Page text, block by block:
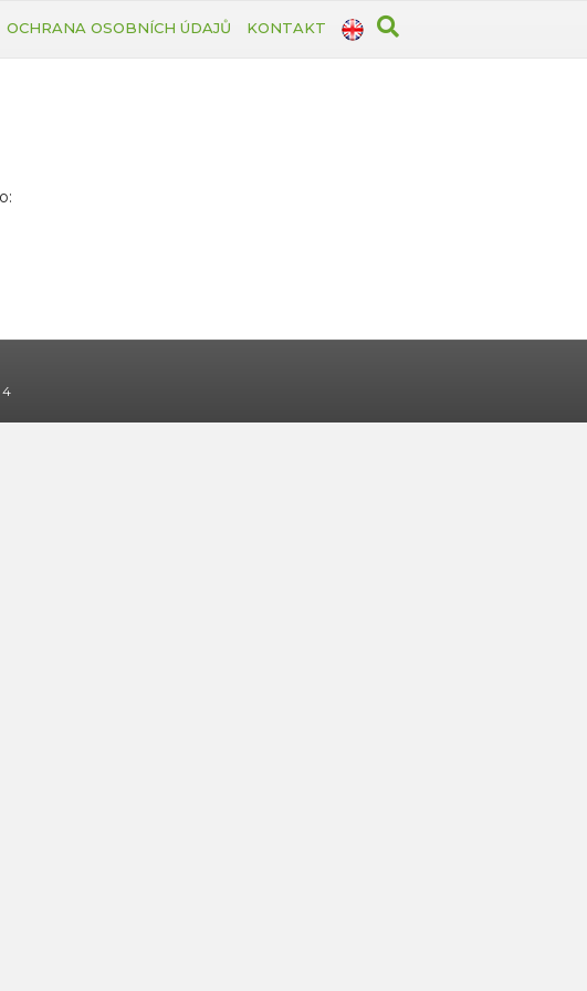
OCHRANA OSOBNÍCH ÚDAJŮ KONTAKT
4